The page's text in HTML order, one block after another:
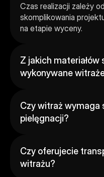
Czas realizacji zależy
skomplikowania
na etapie wyceny.
Z jakich materiałów
wykonywane
Czy witraż wymaga
pielęgnacji?
Czy oferujecie
witrażu?